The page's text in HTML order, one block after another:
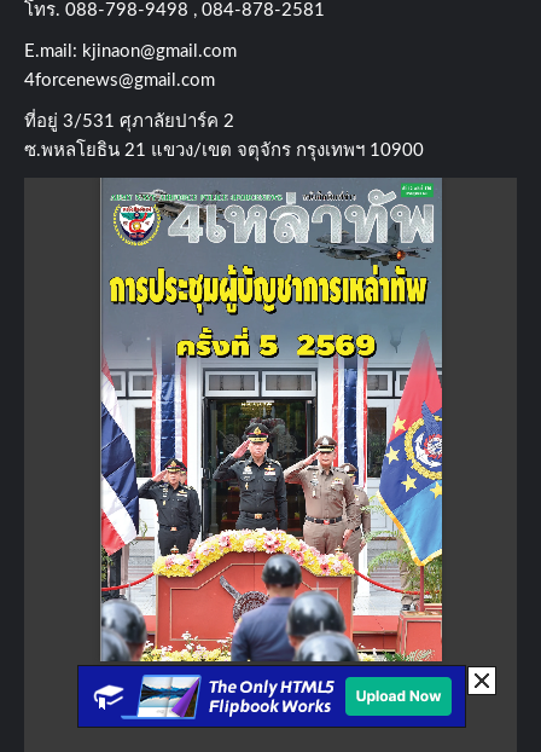
โทร​. 088-798-9498 , 084-878-2581
E.mail: kjinaon@gmail.com
4forcenews@gmail.com
ที่อยู่​ 3/531​ ศุภาลัยปาร์ค​ 2
ซ.พหลโยธิน​ 21​ แขวง/เขต​ จตุจักร​ กรุงเทพฯ 10900